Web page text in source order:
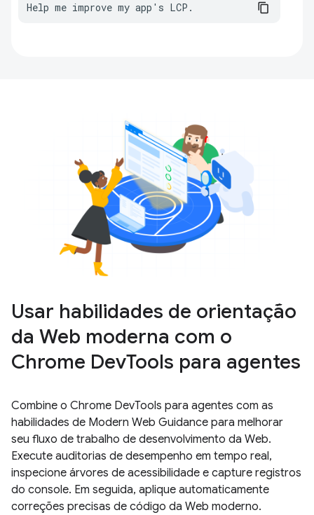
Help me improve my app's LCP.
Usar habilidades de orientação
da Web moderna com o
Chrome DevTools para agentes
Combine o Chrome DevTools para agentes com as
habilidades de Modern Web Guidance para melhorar
seu fluxo de trabalho de desenvolvimento da Web.
Execute auditorias de desempenho em tempo real,
inspecione árvores de acessibilidade e capture registros
do console. Em seguida, aplique automaticamente
correções precisas de código da Web moderno.